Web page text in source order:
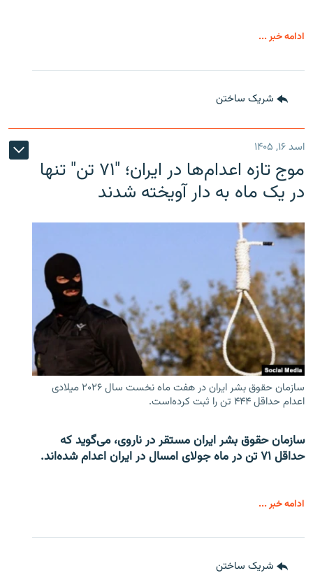
ادامه خبر ...
شریک ساختن
اسد ۱۶, ۱۴۰۵
موج تازه اعدام‌ها در ایران؛ "۷۱ تن" تنها
در یک ماه به دار آویخته شدند
سازمان حقوق بشر ایران در هفت ماه نخست سال ۲۰۲۶ میلادی
اعدام حداقل ۴۴۴ تن را ثبت کرده‌است.
سازمان حقوق بشر ایران مستقر در ناروی، می‌گوید که
حداقل ۷۱ تن در ماه جولای امسال در ایران اعدام شده‌اند.
ادامه خبر ...
شریک ساختن